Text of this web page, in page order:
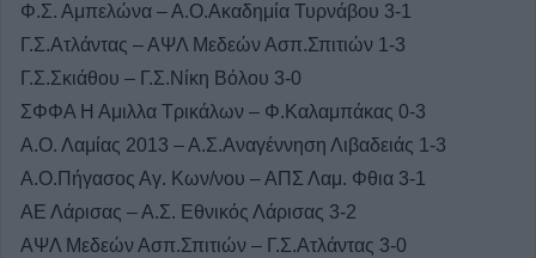
Φ.Σ. Αμπελώνα – Α.Ο.Ακαδημία Τυρνάβου 3-1
Γ.Σ.Ατλάντας – ΑΨΛ Μεδεών Ασπ.Σπιτιών 1-3
Γ.Σ.Σκιάθου – Γ.Σ.Νίκη Βόλου 3-0
ΣΦΦΑ Η Αμιλλα Τρικάλων – Φ.Καλαμπάκας 0-3
Α.Ο. Λαμίας 2013 – Α.Σ.Αναγέννηση Λιβαδειάς 1-3
Α.Ο.Πήγασος Αγ. Κων/νου – ΑΠΣ Λαμ. Φθια 3-1
ΑΕ Λάρισας – Α.Σ. Εθνικός Λάρισας 3-2
ΑΨΛ Μεδεών Ασπ.Σπιτιών – Γ.Σ.Ατλάντας 3-0